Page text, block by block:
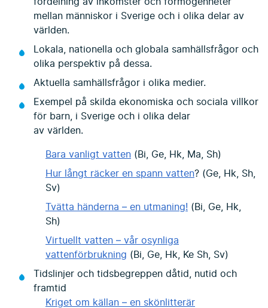
mellan människor i Sverige och i olika delar av
världen.
Lokala, nationella och globala samhällsfrågor och
olika perspektiv på dessa.
Aktuella samhällsfrågor i olika medier.
Exempel på skilda ekonomiska och sociala villkor
för barn, i Sverige och i olika delar
av världen.
Bara vanligt vatten (Bi, Ge, Hk, Ma, Sh)
Hur långt räcker en spann vatten? (Ge, Hk, Sh,
Sv)
Tvätta händerna – en utmaning! (Bi, Ge, Hk,
Sh)
Virtuellt vatten – vår osynliga
vattenförbrukning (Bi, Ge, Hk, Ke Sh, Sv)
Tidslinjer och tidsbegreppen dåtid, nutid och
framtid
Kriget om källan – en skönlitterär